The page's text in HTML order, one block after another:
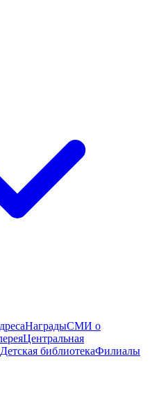
НаградыСМИ о
Центральная
библиотекаФилиалы